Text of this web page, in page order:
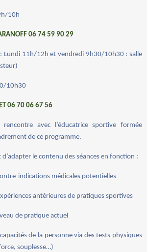
10h
06 74 59 90 29
Lundi 11h/12h et vendredi 9h30/10h30 : salle
10h30
06 70 06 67 56
avec l’éducatrice sportive formée
de ce programme.
le contenu des séances en fonction :
indications médicales potentielles
antérieures de pratiques sportives
de pratique actuel
de la personne via des tests physiques
souplesse…)